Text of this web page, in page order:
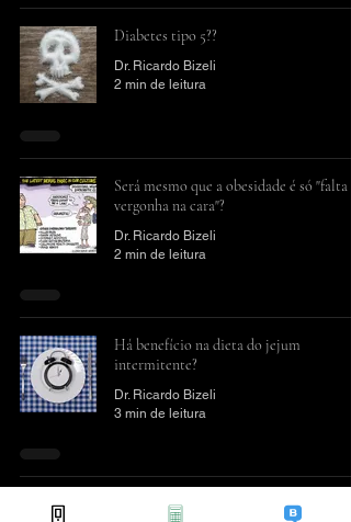
Diabetes tipo 5??
Dr. Ricardo Bizeli
2 min de leitura
Será mesmo que a obesidade é só "falta
vergonha na cara"?
Dr. Ricardo Bizeli
2 min de leitura
Há benefício na dieta do jejum
intermitente?
Dr. Ricardo Bizeli
3 min de leitura
Uma nova forma de reduzir o colesterol